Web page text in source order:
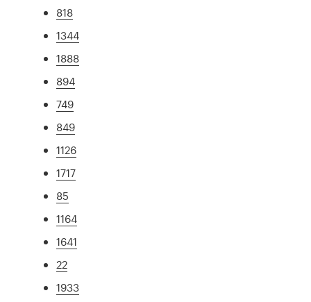
818
1344
1888
894
749
849
1126
1717
85
1164
1641
22
1933